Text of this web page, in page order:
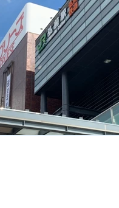
てのひら・いっぽ
しあわせ工房
しあわせ工房